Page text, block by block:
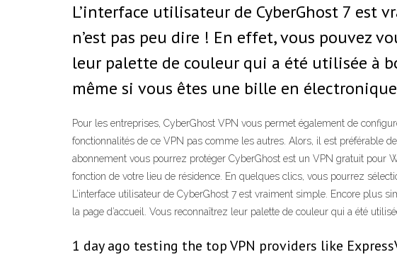
L’interface utilisateur de CyberGhost 7 est
n’est pas peu dire ! En effet, vous pouvez
leur palette de couleur qui a été utilisée à
même si vous êtes une bille en électronique
Pour les entreprises, CyberGhost VPN vous permet également de
fonctionnalités de ce VPN pas comme les autres. Alors, il est préférable
abonnement vous pourrez protéger CyberGhost est un VPN gratuit pour
fonction de votre lieu de résidence. En quelques clics, vous pourrez
L’interface utilisateur de CyberGhost 7 est vraiment simple. Encore plus
la page d’accueil. Vous reconnaîtrez leur palette de couleur qui a été
1 day ago testing the top VPN providers like